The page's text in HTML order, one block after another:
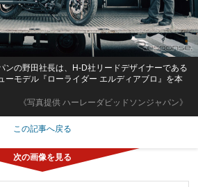
《写真提供 ハーレーダビッドソンジャパン》
ンの野田社長は、H-D社リードデザイナーである
ーモデル『ローライダー エルディアブロ』を本
この記事へ戻る